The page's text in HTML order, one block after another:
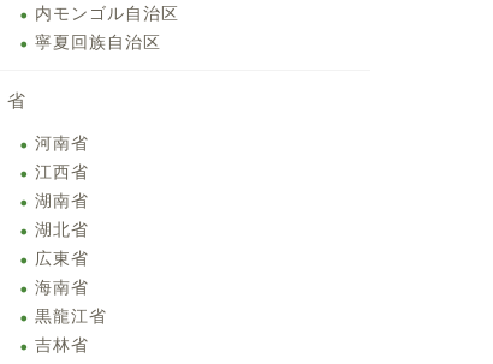
内モンゴル自治区
寧夏回族自治区
省
河南省
江西省
湖南省
湖北省
広東省
海南省
黒龍江省
吉林省